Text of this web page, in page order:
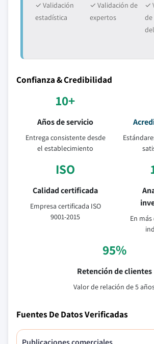
✓ Validación
estadística
✓ Validación de
expertos
✓
de
Confianza & Credibilidad
10+
Años de servicio
Entrega consistente desde
el establecimiento
ISO
Calidad certificada
Empresa certificada ISO
9001-2015
En
95%
Retención de clientes
Valor de relación de 5
Fuentes De Datos Verificadas